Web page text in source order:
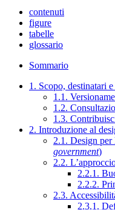
contenuti
figure
tabelle
glossario
Sommario
1. Scopo, destinatari
1.1.
1.2.
1.3.
2. Introduzione al
2.1. Design per
government)
2.2.
2.2.1.
2.2.2.
2.3.
2.3.1.